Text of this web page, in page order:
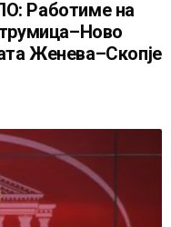
Работиме на
Женева–Скопје